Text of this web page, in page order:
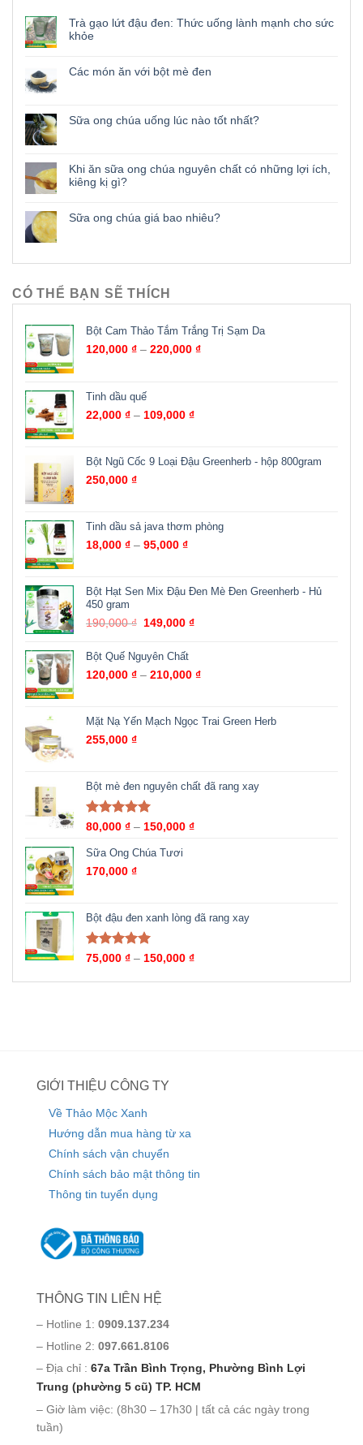
Trà gạo lứt đậu đen: Thức uống lành mạnh cho sức
khỏe
Các món ăn với bột mè đen
Sữa ong chúa uống lúc nào tốt nhất?
Khi ăn sữa ong chúa nguyên chất có những lợi ích,
kiêng kị gì?
Sữa ong chúa giá bao nhiêu?
CÓ THỂ BẠN SẼ THÍCH
Bột Cam Thảo Tắm Trắng Trị Sạm Da
120,000 ₫ – 220,000 ₫
Tinh dầu quế
22,000 ₫ – 109,000 ₫
Bột Ngũ Cốc 9 Loại Đậu Greenherb - hộp 800gram
250,000 ₫
Tinh dầu sả java thơm phòng
18,000 ₫ – 95,000 ₫
Bột Hạt Sen Mix Đậu Đen Mè Đen Greenherb - Hủ
450 gram
190,000₫ 149,000₫
Bột Quế Nguyên Chất
120,000 ₫ – 210,000 ₫
Mặt Nạ Yến Mạch Ngọc Trai Green Herb
255,000 ₫
Bột mè đen nguyên chất đã rang xay
Được xếp
sao
80,000 ₫ – 150,000 ₫
Sữa Ong Chúa Tươi
170,000 ₫
Bột đậu đen xanh lòng đã rang xay
Được xếp
sao
75,000 ₫ – 150,000 ₫
GIỚI THIỆU CÔNG TY
Về Thảo Mộc Xanh
Hướng dẫn mua hàng từ xa
Chính sách vận chuyển
Chính sách bảo mật thông tin
Thông tin tuyển dụng
THÔNG TIN LIÊN HỆ
– Hotline 1: 0909.137.234
– Hotline 2: 097.661.8106
– Địa chỉ : 67a Trần Bình Trọng, Phường Bình Lợi
Trung (phường 5 cũ) TP. HCM
– Giờ làm việc: (8h30 – 17h30 | tất cả các ngày trong
tuần)